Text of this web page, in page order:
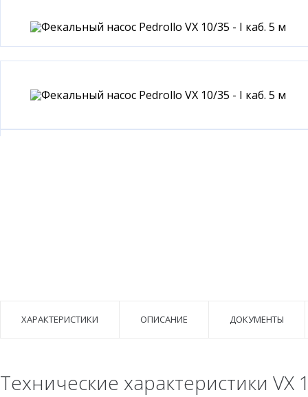
ХАРАКТЕРИСТИКИ ОПИСАНИЕ ДОКУМЕНТЫ
Технические характеристики VX